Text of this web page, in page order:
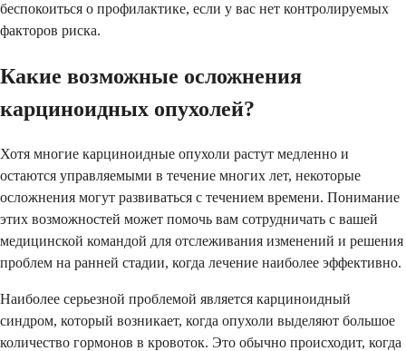
беспокоиться о профилактике, если у вас нет контролируемых
факторов риска.
Какие возможные осложнения
карциноидных опухолей?
Хотя многие карциноидные опухоли растут медленно и
остаются управляемыми в течение многих лет, некоторые
осложнения могут развиваться с течением времени. Понимание
этих возможностей может помочь вам сотрудничать с вашей
медицинской командой для отслеживания изменений и решения
проблем на ранней стадии, когда лечение наиболее эффективно.
Наиболее серьезной проблемой является карциноидный
синдром, который возникает, когда опухоли выделяют большое
количество гормонов в кровоток. Это обычно происходит, когда